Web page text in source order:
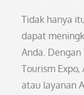
Tidak hanya
dapat
Anda.
Tourism
atau layanan